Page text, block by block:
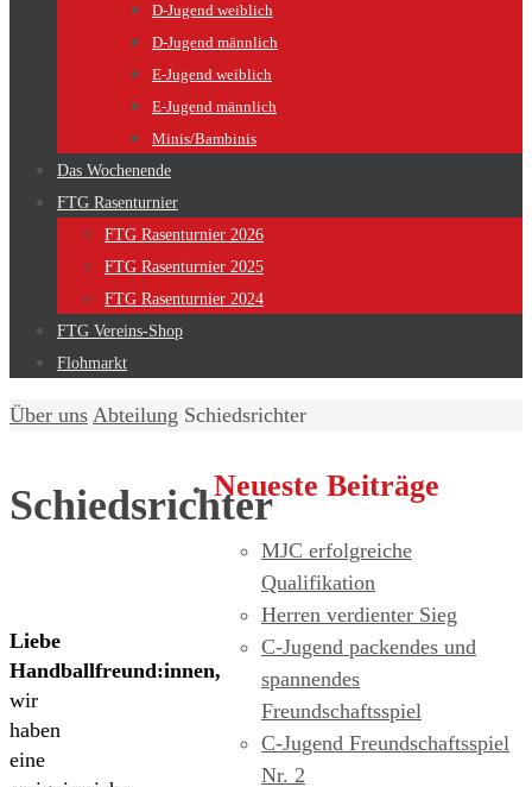
D-Jugend weiblich
D-Jugend männlich
E-Jugend weiblich
E-Jugend männlich
Minis/Bambinis
Das Wochenende
FTG Rasenturnier
FTG Rasenturnier 2026
FTG Rasenturnier 2025
FTG Rasenturnier 2024
FTG Vereins-Shop
Flohmarkt
Home
Über uns Abteilung Schiedsrichter
Schiedsrichter
Liebe
Handballfreund:innen,
wir
haben
eine
Neueste Beiträge
MJC erfolgreiche
Qualifikation
Herren verdienter Sieg
C-Jugend packendes und
spannendes
Freundschaftsspiel
C-Jugend Freundschaftsspiel
Nr. 2